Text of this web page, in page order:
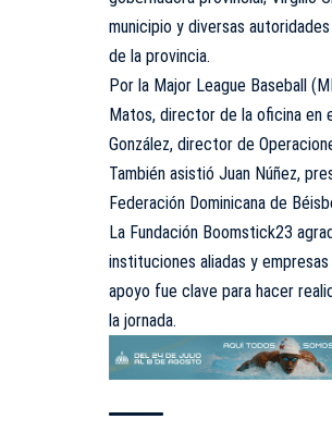
municipio y diversas
de la provincia.
Por la Major League Baseball
Matos, director de la oficina en
González, director de
También asistió Juan Núñez,
Federación Dominicana de
La Fundación Boomstick23
instituciones aliadas y
apoyo fue clave para hacer
la jornada.